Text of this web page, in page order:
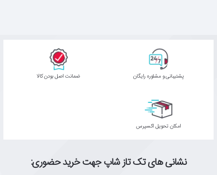
پشتیبانی و مشاوره رایگان ﺿﻤﺎﻧﺖ اﺻﻞ ﺑﻮدن ﮐﺎﻟﺎ
اﻣﮑﺎن ﺗﺤﻮﯾﻞ اﮐﺴﭙﺮس
نشانی های تک تاز شاپ جهت خرید حضوری: